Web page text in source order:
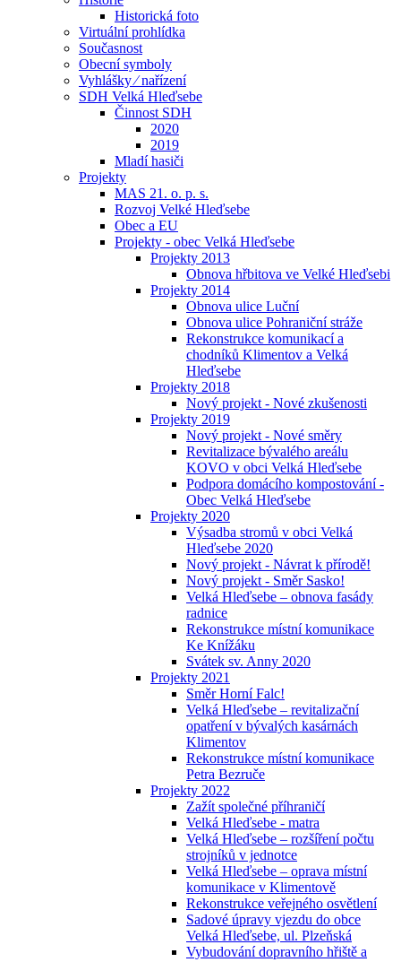
Historická foto
Virtuální prohlídka
Současnost
Obecní symboly
Vyhlášky ⁄ nařízení
SDH Velká Hleďsebe
Činnost SDH
2020
2019
Mladí hasiči
Projekty
MAS 21. o. p. s.
Rozvoj Velké Hleďsebe
Obec a EU
Projekty - obec Velká Hleďsebe
Projekty 2013
Obnova hřbitova ve Velké Hleďsebi
Projekty 2014
Obnova ulice Luční
Obnova ulice Pohraniční stráže
Rekonstrukce komunikací a
chodníků Klimentov a Velká
Hleďsebe
Projekty 2018
Nový projekt - Nové zkušenosti
Projekty 2019
Nový projekt - Nové směry
Revitalizace bývalého areálu
KOVO v obci Velká Hleďsebe
Podpora domácího kompostování -
Obec Velká Hleďsebe
Projekty 2020
Výsadba stromů v obci Velká
Hleďsebe 2020
Nový projekt - Návrat k přírodě!
Nový projekt - Směr Sasko!
Velká Hleďsebe – obnova fasády
radnice
Rekonstrukce místní komunikace
Ke Knížáku
Svátek sv. Anny 2020
Projekty 2021
Směr Horní Falc!
Velká Hleďsebe – revitalizační
opatření v bývalých kasárnách
Klimentov
Rekonstrukce místní komunikace
Petra Bezruče
Projekty 2022
Zažít společné příhraničí
Velká Hleďsebe - matra
Velká Hleďsebe – rozšíření počtu
strojníků v jednotce
Velká Hleďsebe – oprava místní
komunikace v Klimentově
Rekonstrukce veřejného osvětlení
Sadové úpravy vjezdu do obce
Velká Hleďsebe, ul. Plzeňská
Vybudování dopravního hřiště a